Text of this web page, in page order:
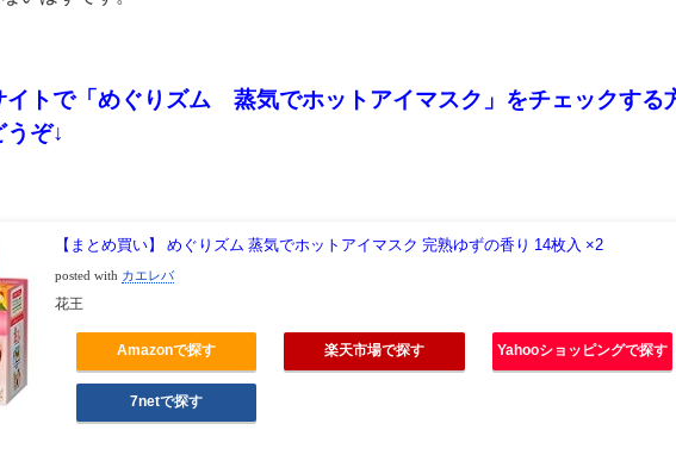
イトで「めぐりズム 蒸気でホットアイマスク」をチェックする
ぞ↓
【まとめ買い】 めぐりズム 蒸気でホットアイマスク 完熟ゆずの香り 14枚入 ×2
posted with カエレバ
花王
Amazonで探す 楽天市場で探す Yahooショッピングで探す
7netで探す